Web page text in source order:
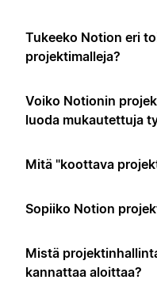
Tukeeko Notion eri
projektimalleja?
Voiko Notionin
luoda mukautettuja
Mitä "koottava
Sopiiko Notion
Mistä
kannattaa aloittaa?